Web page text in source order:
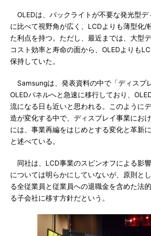
OLEDは、バックライトが不要な発光型デ
に比べて視野角が広く、LCDよりも薄型化/
た利点を持つ。ただし、最近までは、大型
コスト効率と寿命の面から、OLEDよりも
保持していた。
Samsungは、発表資料の中で「ディスプ
OLEDパネルへと急速に移行しており、
流になる日も近いと思われる。このように
造が変化する中で、ディスプレイ事業にお
には、事業再編をはじめとする変化と革新
と述べている。
同社は、LCD事業のスピンオフによる影
については明らかにしていないが、原則と
る全従業員と従業員への退職金を含めた法
る子会社に移す方針だという。